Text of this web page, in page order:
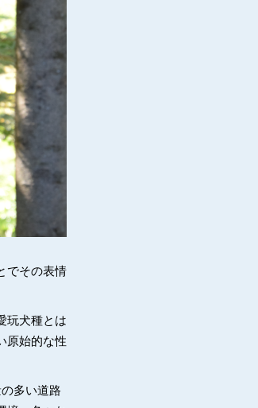
でその表情
玩犬種とは
原始的な性
多い道路